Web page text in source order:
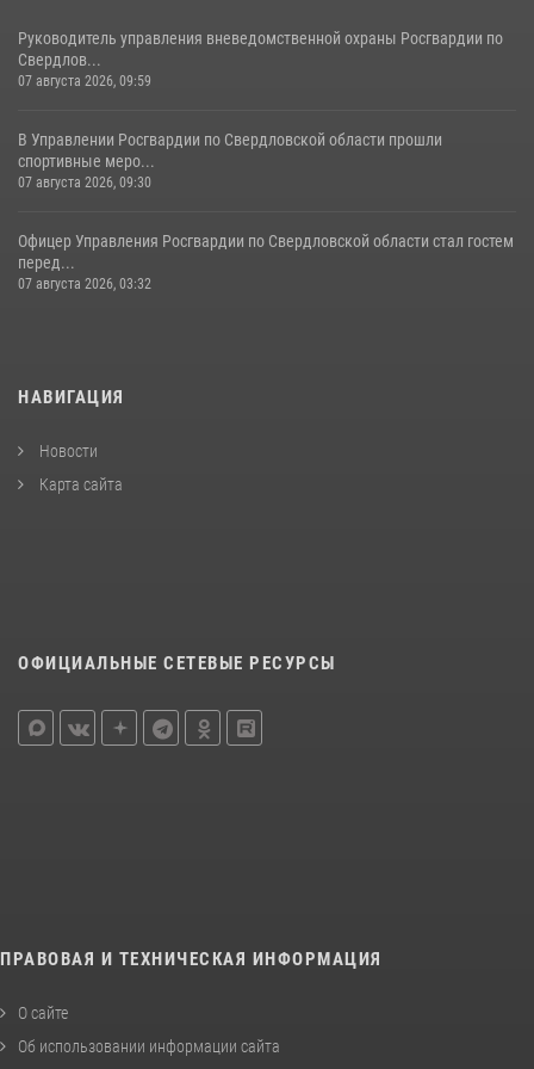
Руководитель управления вневедомственной охраны Росгвардии по
Свердлов...
07 августа 2026, 09:59
В Управлении Росгвардии по Свердловской области прошли
спортивные меро...
07 августа 2026, 09:30
Офицер Управления Росгвардии по Свердловской области стал гостем
перед...
07 августа 2026, 03:32
НАВИГАЦИЯ
Новости
Карта сайта
ОФИЦИАЛЬНЫЕ СЕТЕВЫЕ РЕСУРСЫ
ПРАВОВАЯ И ТЕХНИЧЕСКАЯ ИНФОРМАЦИЯ
О сайте
Об использовании информации сайта